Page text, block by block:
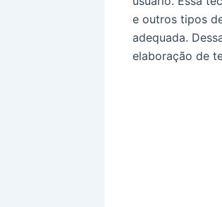
e outros tipos
adequada.
elaboração de